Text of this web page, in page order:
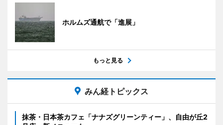
ホルムズ通航で「進展」
もっと見る
みん経トピックス
抹茶・日本茶カフェ「ナナズグリーンティー」、自由が丘2